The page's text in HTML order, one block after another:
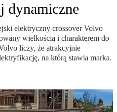
dynamiczne
elektryczny crossover Volvo
wielkością i charakterem do
liczy, że atrakcyjnie
na którą stawia marka.